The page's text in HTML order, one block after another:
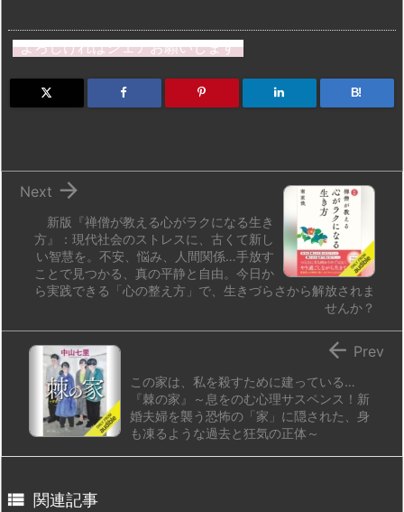
st
o
d
e
s
k
e
a
d
m
bl
r
b
o
ar
n
dr
o
よろしければシェアお願いします
B!
新版『禅僧が教える心がラクになる生き
方』：現代社会のストレスに、古くて新し
い智慧を。不安、悩み、人間関係…手放す
ことで見つかる、真の平静と自由。今日か
ら実践できる「心の整え方」で、生きづらさから解放されま
せんか？

Next
この家は、私を殺すために建っている…
『棘の家』～息をのむ心理サスペンス！新
婚夫婦を襲う恐怖の「家」に隠された、身
も凍るような過去と狂気の正体～
 Prev
 関連記事